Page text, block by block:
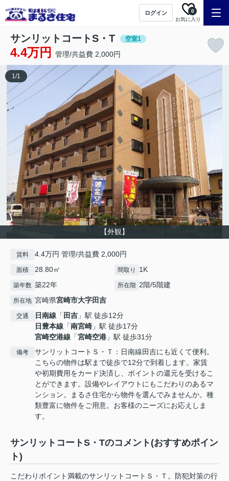
ログイン
お気に入り
0
サンリットコートS・T 空室1
4.4万円 管理/共益費 2,000円
【外観】
1/1
賃料 4.4万円 管理/共益費 2,000円
面積 28.80㎡ 間取り 1K
築年数 築22年 所在階 2階/5階建
所在地 宮崎県宮崎市大字田吉
交通 日南線 「 田吉 」駅 徒歩12分
日豊本線 「南宮崎 」駅 徒歩17分
宮崎空港線 「宮崎空港 」駅 徒歩31分
備考
サンリットコートＳ・Ｔ：日南線田吉にも近くて便利。
こちらの物件は駅まで徒歩で12分で到着します。家賃
や初期費用をカード決済し、ポイントの還元を受けるこ
とができます。設備やレイアウトにもこだわりのあるマ
ンション。まるさ住宅から物件を選んでみませんか。種
類豊富に物件をご用意。お客様のニーズにお応えしま
す。
サンリットコートS・Tのコメント(おすすめポイン
ト)
こだわりポイント満載のサンリットコートＳ・Ｔ。防犯対策の行